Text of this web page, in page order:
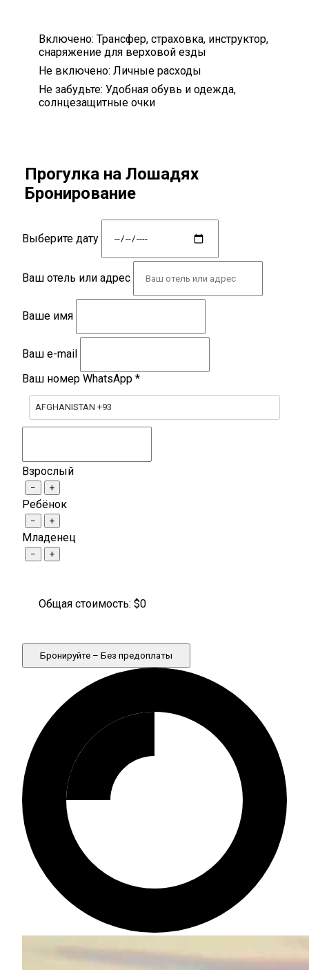
Включено: Трансфер, страховка, инструктор,
снаряжение для верховой езды
Не включено: Личные расходы
Не забудьте: Удобная обувь и одежда,
солнцезащитные очки
Прогулка на Лошадях
Бронирование
Выберите дату
Ваш отель или адрес
Ваше имя
Ваш e-mail
Ваш номер WhatsApp *
AFGHANISTAN +93
Взрослый
− +
Ребёнок
− +
Младенец
− +
Общая стоимость: $0
Бронируйте – Без предоплаты